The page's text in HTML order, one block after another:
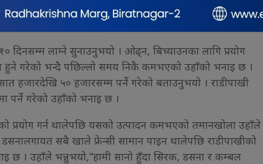
“त्यहाँ पुगेपछि राडीपाखीको खोसाखोस हुन्थ्यो, घर फर्किने बेला रु
पनि कम भयो, जान पनि छोडियो ।”
दिनसम्म लाग्ने सुनाउनुभयो । ओढ्न, बिच्याउनका लागि प्रयोग
हुने गरेको भन्दै पछिल्लो समय निकै कमभएको उहाँको भनाइ छ ।
हजारदेखि ५० हजारसम्म पर्ने गरेको बताउनुभयो । राडीपाखी
पर्ने गरेको उहाँको भनाइ छ ।
प्रयोग गर्न थालेपछि यसको उत्पादन कमभएको तमानखोला उहाँले
सबै खाले फ्रेन्सी सामान पाइन थालेपछि राडीपाखीको
छ । उहाँले भन्नुभयो,“हामी सानो हुँदा सिरक, डसना र कम्बल